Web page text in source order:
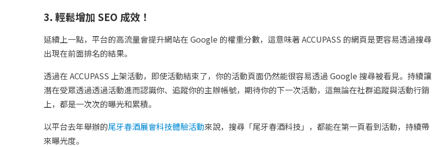
3. 輕鬆增加 SEO 成效！
延續上一點，平台的高流量會提升網站在 Google 的權重分數，這意味著 ACCUPASS 的網頁是更容易透過搜尋
出現在前面排名的結果。
透過在 ACCUPASS 上架活動，即使活動結束了，你的活動頁面仍然能很容易透過 Google 搜尋被看見。持續讓
潛在受眾透過透過活動進而認識你、追蹤你的主辦帳號，期待你的下一次活動，這無論在社群追蹤與活動行銷
上，都是一次次的曝光和累積。
以平台去年舉辦的尾牙春酒展會科技體驗活動來說，搜尋「尾牙春酒科技」，都能在第一頁看到活動，持續帶
來曝光度。